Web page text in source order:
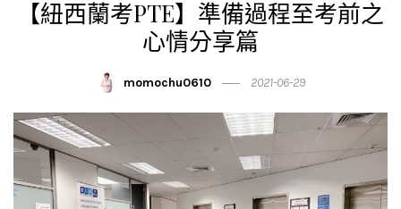
【紐西蘭考PTE】準備過程至考前之
心情分享篇
momochu0610 2021-06-29